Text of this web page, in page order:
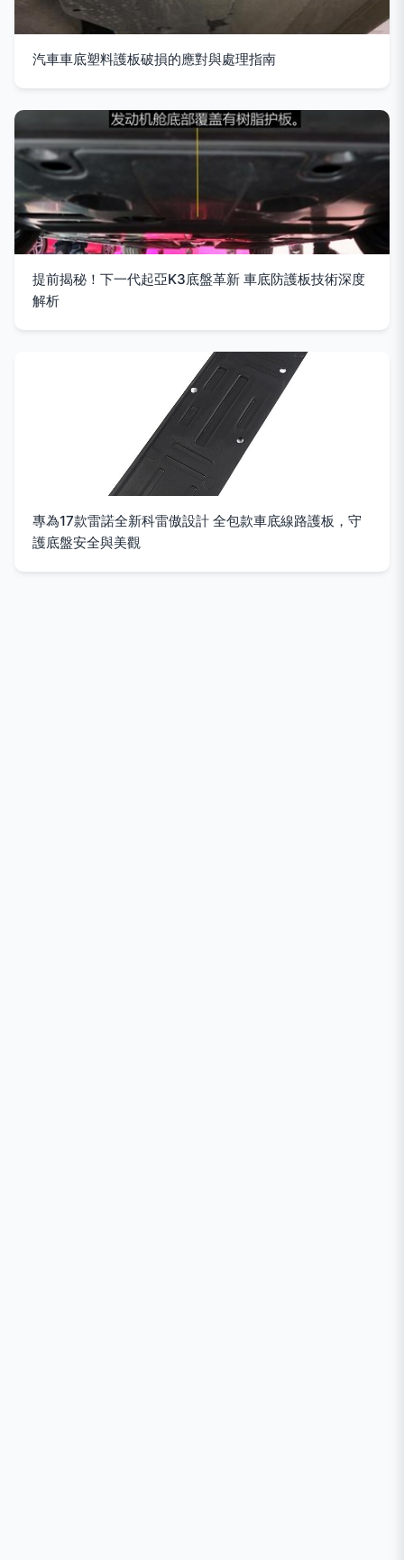
汽車車底塑料護板破損的應對與處理指南
提前揭秘！下一代起亞K3底盤革新 車底防護板技術深度
解析
專為17款雷諾全新科雷傲設計 全包款車底線路護板，守
護底盤安全與美觀